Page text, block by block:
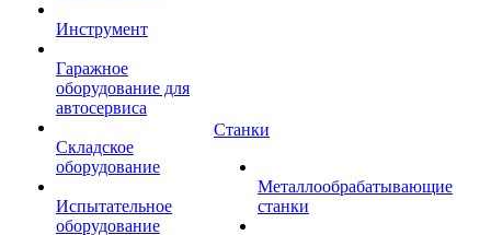
Инструмент
Гаражное
оборудование для
автосервиса
Складское
оборудование
Испытательное
оборудование
Станки
Металлообрабатывающие
станки